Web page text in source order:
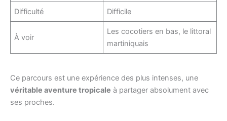
Difficulté Difficile
À voir
Les cocotiers en bas, le littoral
martiniquais
Ce parcours est une expérience des plus intenses, une
véritable aventure tropicale à partager absolument avec
ses proches.